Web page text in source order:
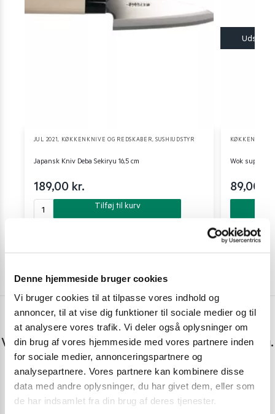
Denne hjemmeside bruger cookies
Vi bruger cookies til at tilpasse vores indhold og
annoncer, til at vise dig funktioner til sociale medier og til
at analysere vores trafik. Vi deler også oplysninger om
din brug af vores hjemmeside med vores partnere inden
for sociale medier, annonceringspartnere og
analysepartnere. Vores partnere kan kombinere disse
data med andre oplysninger, du har givet dem, eller som
de har indsamlet fra din brug af deres tjenester.
JUL 2021, KØKKENKNIVE OG REDSKABER, SUSHIUDSTYR
Japansk Kniv Deba Sekiryu 16,5 cm
189,00 kr.
Tilføj til kurv
KØKKENKNIVE
Wok
89,00
Har du spørgsmål eller brug for hjælp?
Vi er lige her. Kundeservice sidder klar til at hjælpe dig.
Personlig rådgivning med et smil
Vi guider dig igennem asiatisk mad